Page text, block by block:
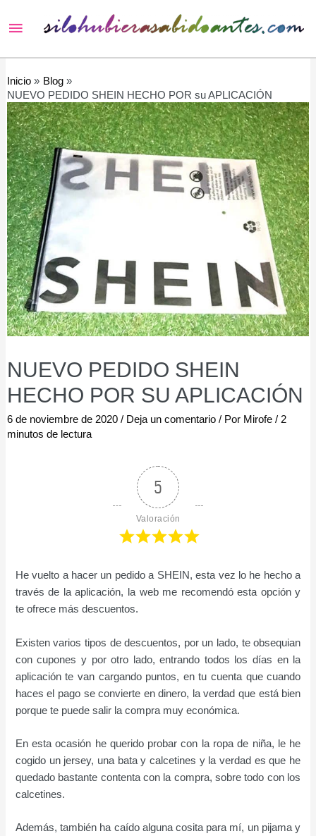
Menú
principal
Inicio
Blog
NUEVO PEDIDO SHEIN HECHO POR su APLICACIÓN
NUEVO PEDIDO SHEIN
HECHO POR SU APLICACIÓN
6 de noviembre de 2020/ Deja un comentario / Por Mirofe / 2
minutos de lectura
5
Valoración
He vuelto a hacer un pedido a SHEIN, esta vez lo he hecho a
través de la aplicación, la web me recomendó esta opción y
te ofrece más descuentos.
Existen varios tipos de descuentos, por un lado, te obsequian
con cupones y por otro lado, entrando todos los días en la
aplicación te van cargando puntos, en tu cuenta que cuando
haces el pago se convierte en dinero, la verdad que está bien
porque te puede salir la compra muy económica.
En esta ocasión he querido probar con la ropa de niña, le he
cogido un jersey, una bata y calcetines y la verdad es que he
quedado bastante contenta con la compra, sobre todo con los
calcetines.
Además, también ha caído alguna cosita para mí, un pijama y